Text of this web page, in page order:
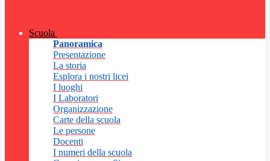
Scuola
Panoramica
Presentazione
La storia
Esplora i nostri licei
I luoghi
I Laboratori
Organizzazione
Carte della scuola
Le persone
Docenti
I numeri della scuola